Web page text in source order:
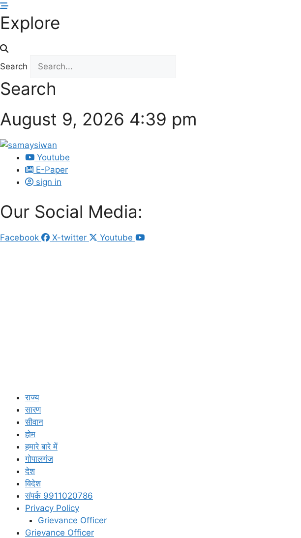
Skip
to
content
Explore
Search
Search
August 9, 2026 4:39 pm
Youtube
E-Paper
sign in
Our Social Media:
Facebook X-twitter Youtube
राज्य
सारण
सीवान
होम
हमारे बारे में
गोपालगंज
देश
विदेश
संपर्क 9911020786
Privacy Policy
Grievance Officer
Grievance Officer